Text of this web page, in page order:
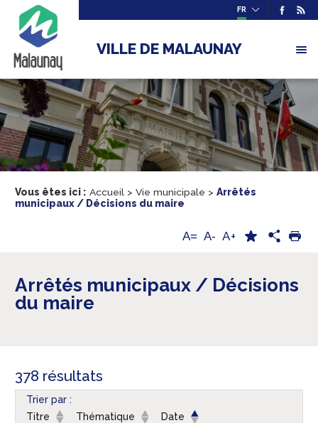
FR
VILLE DE MALAUNAY
Vous êtes ici : Accueil > Vie municipale > Arrêtés
municipaux / Décisions du maire
A= A- A+
Arrêtés municipaux / Décisions
du maire
378 résultats
Trier par :
Titre
Thématique Date